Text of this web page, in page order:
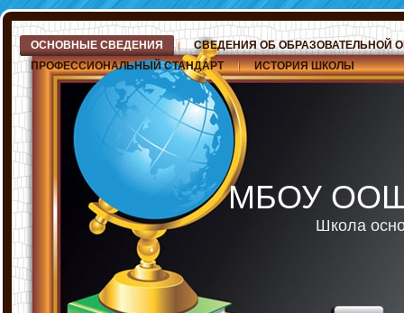
ОСНОВНЫЕ СВЕДЕНИЯ
СВЕДЕНИЯ ОБ ОБРАЗОВАТЕЛЬНОЙ
ПРОФЕССИОНАЛЬНЫЙ СТАНДАРТ
ИСТОРИЯ ШКОЛЫ
МБОУ ООШ
Школа